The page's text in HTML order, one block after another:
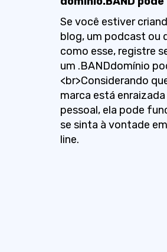
Se você estiver
blog, um podcast ou
como esse, registre
um .BANDdomínio
<br>Considerando
marca está
pessoal, ela pode
se sinta à vontade
line.